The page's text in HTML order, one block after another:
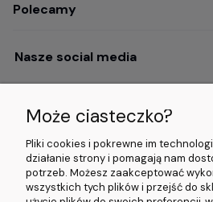
Polecamy
Nasze social media
Opinie i wyróżnienia
5.0/5.0 (5000+
opinii)
5.0/5.0
opinii)
Może ciasteczko?
Pliki cookies i pokrewne im
działanie strony i pomagają nam
potrzeb. Możesz zaakceptować
wszystkich tych plików i przejść do